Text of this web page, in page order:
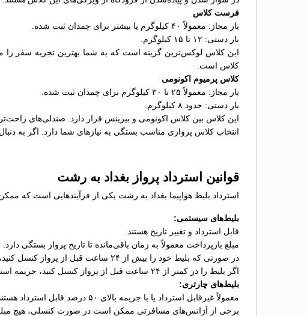
فرست کلاس
بار مجاز: معمولاً ۴۰ کیلوگرم یا بیشتر برای چمدان ثبت شده.
بار دستی: ۱۲ تا ۱۵ کیلوگرم.
کلاس است.
کلاس پرمیوم اکونومی
بار مجاز: معمولاً ۲۵ تا ۳۰ کیلوگرم برای چمدان ثبت شده.
بار دستی: حدود ۸ کیلوگرم.
این کلاس بین کلاس اکونومی و بیزینس قرار دارد. صندلی‌های
انتخاب کلاس پروازی مناسب بستگی به نیازهای شما دارد. اگر به
قوانین استرداد پرواز بغداد به رشت
استرداد بلیط هواپیما بغداد به رشت یکی از فرآیندهایی است که
بلیط‌های سیستمی:
قابل استرداد و تغییر تاریخ هستند.
مبلغ بازپرداخت معمولاً به زمان باقی‌مانده تا تاریخ پرواز بستگی دارد.
در صورتی که بلیط خود را بیش از ۲۴ ساعت قبل از پرواز کنسل کنید، معمولاً جریمه‌ای به میزان ۱۰ تا ۳۰ درصد از هزینه بلیط کسر می‌شود.
اگر بلیط را در کمتر از ۲۴ ساعت قبل از پرواز کنسل کنید، جریمه استرداد ممکن است تا ۵۰ درصد افزایش یابد.
بلیط‌های چارتری:
معمولاً غیرقابل استرداد یا با جریمه بالای ۵۰ درصد قابل استرداد هستند.
برخی از آژانس‌های مسافرتی ممکن است در صورت کنسلی، هیچ